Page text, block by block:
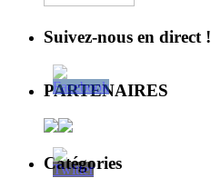
Suivez-nous en direct !
PARTENAIRES
Catégories